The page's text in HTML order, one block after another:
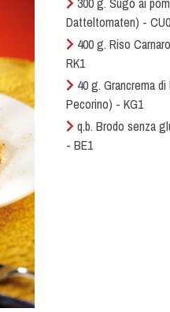
300 g. Sugo ai
Datteltomaten) -
400 g. Riso
RK1
40 g. Grancrema
Pecorino) - KG1
q.b. Brodo senza
- BE1